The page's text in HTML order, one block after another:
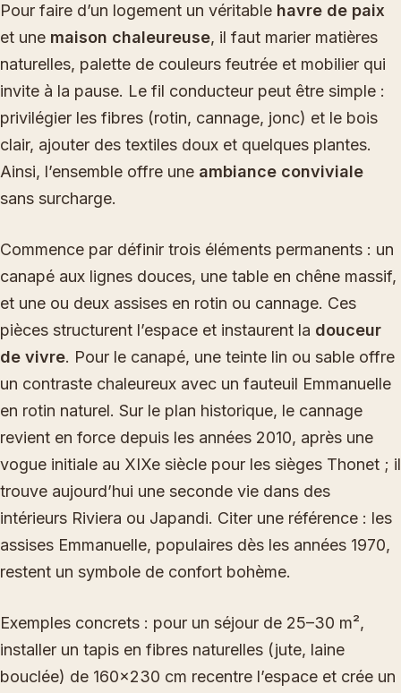
Pour faire d’un logement un véritable havre de paix
et une maison chaleureuse, il faut marier matières
naturelles, palette de couleurs feutrée et mobilier qui
invite à la pause. Le fil conducteur peut être simple :
privilégier les fibres (rotin, cannage, jonc) et le bois
clair, ajouter des textiles doux et quelques plantes.
Ainsi, l’ensemble offre une ambiance conviviale
sans surcharge.
Commence par définir trois éléments permanents : un
canapé aux lignes douces, une table en chêne massif,
et une ou deux assises en rotin ou cannage. Ces
pièces structurent l’espace et instaurent la douceur
de vivre. Pour le canapé, une teinte lin ou sable offre
un contraste chaleureux avec un fauteuil Emmanuelle
en rotin naturel. Sur le plan historique, le cannage
revient en force depuis les années 2010, après une
vogue initiale au XIXe siècle pour les sièges Thonet ; il
trouve aujourd’hui une seconde vie dans des
intérieurs Riviera ou Japandi. Citer une référence : les
assises Emmanuelle, populaires dès les années 1970,
restent un symbole de confort bohème.
Exemples concrets : pour un séjour de 25–30 m²,
installer un tapis en fibres naturelles (jute, laine
bouclée) de 160×230 cm recentre l’espace et crée un